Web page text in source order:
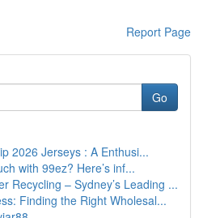
Report Page
Go
2026 Jerseys : A Enthusi...
with 99ez? Here’s inf...
Recycling – Sydney’s Leading ...
Finding the Right Wholesal...